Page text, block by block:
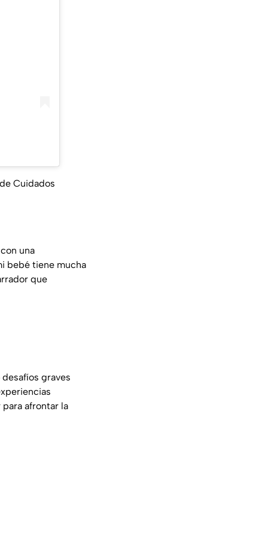
Cuidados
una
bebé tiene mucha
que
graves
afrontar la